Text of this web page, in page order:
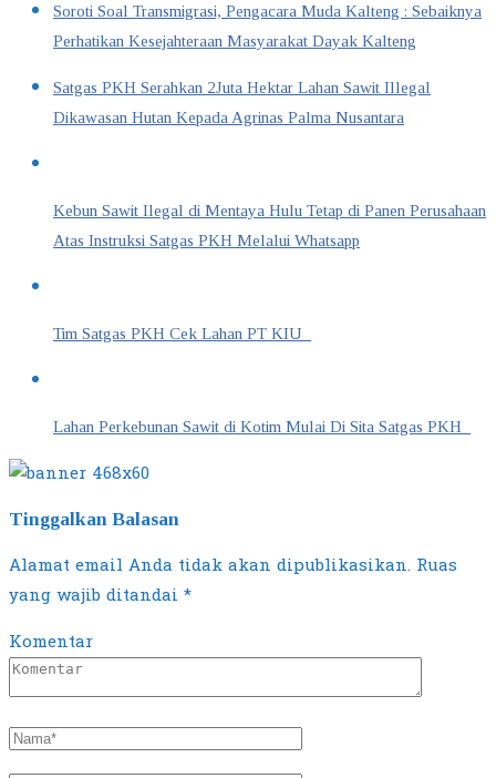
Soroti Soal Transmigrasi, Pengacara Muda Kalteng : Sebaiknya
Perhatikan Kesejahteraan Masyarakat Dayak Kalteng
Satgas PKH Serahkan 2Juta Hektar Lahan Sawit Illegal
Dikawasan Hutan Kepada Agrinas Palma Nusantara
Kebun Sawit Ilegal di Mentaya Hulu Tetap di Panen Perusahaan
Atas Instruksi Satgas PKH Melalui Whatsapp
Tim Satgas PKH Cek Lahan PT KIU
Lahan Perkebunan Sawit di Kotim Mulai Di Sita Satgas PKH
Tinggalkan Balasan
Alamat email Anda tidak akan dipublikasikan. Ruas
yang wajib ditandai *
Komentar